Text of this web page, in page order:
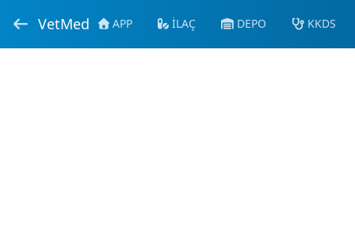
VetMed APP İLAÇ DEPO KKDS